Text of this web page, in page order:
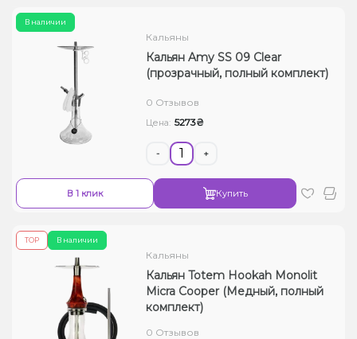
В наличии
Кальяны
Кальян Amy SS 09 Clear
(прозрачный, полный комплект)
0 Отзывов
Цена: 5273₴
- +
В 1 клик Купить
В наличии
ТОР
Кальяны
Кальян Totem Hookah Monolit
Micra Cooper (Медный, полный
комплект)
0 Отзывов